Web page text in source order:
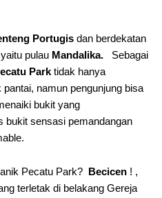
Portugis dan berdekatan
pulau Mandalika.
Sebagai
Park tidak hanya
namun pengunjung bisa
bukit yang
bukit sensasi pemandangan
Pecatu Park? Becicen ! ,
terletak di belakang Gereja